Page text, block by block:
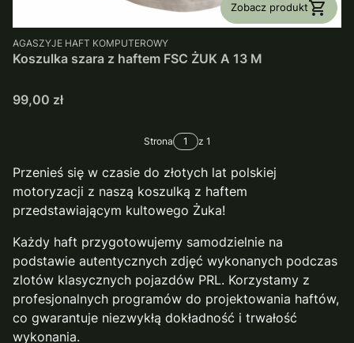
Zobacz produkt
PRODUCENT
AGASZYJE HAFT KOMPUTEROWY
Koszulka szara z haftem FSC ŻUK A 13 M
Cena
99,00 zł
Strona z 1
Przenieś się w czasie do złotych lat polskiej
motoryzacji z naszą koszulką z haftem
przedstawiającym kultowego Żuka!
Każdy haft przygotowujemy samodzielnie na
podstawie autentycznych zdjęć wykonanych podczas
zlotów klasycznych pojazdów PRL. Korzystamy z
profesjonalnych programów do projektowania haftów,
co gwarantuje niezwykłą dokładność i trwałość
wykonania.